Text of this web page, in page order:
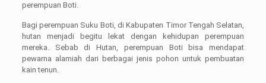
perempuan Boti.
Bagi perempuan Suku Boti, di Kabupaten Timor Tengah Selatan,
hutan menjadi begitu lekat dengan kehidupan perempuan
mereka. Sebab di Hutan, perempuan Boti bisa mendapat
pewarna alamiah dari berbagai jenis pohon untuk pembuatan
kain tenun.